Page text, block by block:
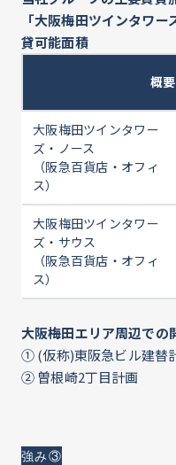
「大阪梅田ツインタワ
貸可能面積
概要
大阪梅田ツインタワー
ズ・ノース
（阪急百貨店・オフィ
ス）
大阪梅田ツインタワー
ズ・サウス
（阪急百貨店・オフィ
ス）
大阪梅田エリア周辺での
① (仮称)東阪急ビル建替
② 曽根崎2丁目計画
強み③